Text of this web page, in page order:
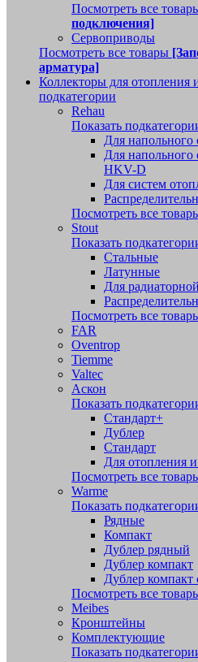
Посмотреть все
подключения]
Сервоприводы
Посмотреть все товары
арматура]
Коллекторы для отопления
подкатегории
Rehau
Показать
Для
Для напольного
HKV-D
Для систем
Посмотреть все
Stout
Показать
Стальные
Латунные
Для
Посмотреть все
FAR
Oventrop
Tiemme
Valtec
Аскон
Показать
Стандарт+
Дублер
Стандарт
Для отопления
Посмотреть все
Warme
Показать
Рядные
Компакт
Дублер рядный
Дублер компакт
Дублер компакт
Посмотреть все
Meibes
Кронштейны
Комплектующие
Показать